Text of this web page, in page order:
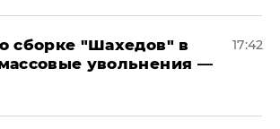
сборке "Шахедов" в
увольнения —
17:42